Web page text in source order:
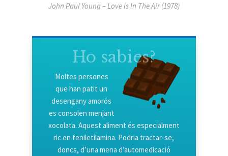
John Paul Young – Love Is In The Air (1978)
Ho sabies?
Moltes persones
que han patit un
desengany amorós
es consolen menjant
xocolata. Aquest aliment és especialment
ric en feniletilamina. Podria tractar-se,
doncs, d’una mena d’automedicació